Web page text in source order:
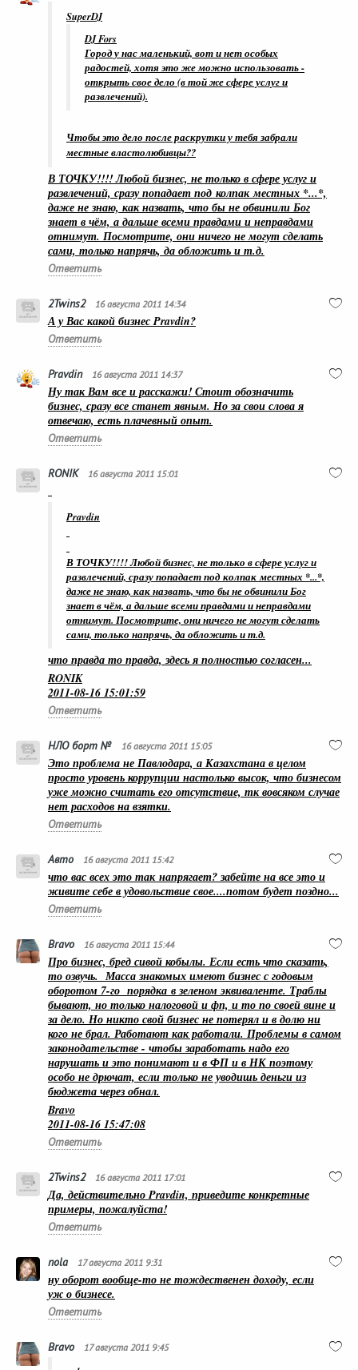
SuperDJ
DJ Fors
Город у нас маленький, вот и нет особых
радостей, хотя это же можно использовать -
открыть свое дело (в той же сфере услуг и
развлечений).
Чтобы это дело после раскрутки у тебя забрали
местные властолюбивцы??
В ТОЧКУ!!!! Любой бизнес, не только в сфере услуг и
развлечений, сразу попадает под колпак местных *...*,
даже не знаю, как назвать, что бы не обвинили Бог
знает в чём, а дальше всеми правдами и неправдами
отнимут. Посмотрите, они ничего не могут сделать
сами, только напрячь, да обложить и т.д.
Ответить
2Twins2 16 августа 2011 14:34
А у Вас какой бизнес Pravdin?
Ответить
Pravdin 16 августа 2011 14:37
Ну так Вам все и расскажи! Стоит обозначить
бизнес, сразу все станет явным. Но за свои слова я
отвечаю, есть плачевный опыт.
Ответить
RONIK 16 августа 2011 15:01
Pravdin
В ТОЧКУ!!!! Любой бизнес, не только в сфере услуг и
развлечений, сразу попадает под колпак местных *...*,
даже не знаю, как назвать, что бы не обвинили Бог
знает в чём, а дальше всеми правдами и неправдами
отнимут. Посмотрите, они ничего не могут сделать
сами, только напрячь, да обложить и т.д.
что правда то правда, здесь я полностью согласен...
RONIK
2011-08-16 15:01:59
Ответить
НЛО борт № 16 августа 2011 15:05
Это проблема не Павлодара, а Казахстана в целом
просто уровень коррупции настолько высок, что бизнесом
уже можно считать его отсутствие, тк вовсяком случае
нет расходов на взятки.
Ответить
Авто 16 августа 2011 15:42
что вас всех это так напрягает? забейте на все это и
живите себе в удовольствие свое....потом будет поздно...
Ответить
Bravo 16 августа 2011 15:44
Про бизнес, бред сивой кобылы. Если есть что сказать,
то озвучь. Масса знакомых имеют бизнес с годовым
оборотом 7-го порядка в зеленом эквиваленте. Траблы
бывают, но только налоговой и фп, и то по своей вине и
за дело. Но никто свой бизнес не потерял и в долю ни
кого не брал. Работают как работали. Проблемы в самом
законодательстве - чтобы заработать надо его
нарушать и это понимают и в ФП и в НК поэтому
особо не дрючат, если только не уводишь деньги из
бюджета через обнал.
Bravo
2011-08-16 15:47:08
Ответить
2Twins2 16 августа 2011 17:01
Да, действительно Pravdin, приведите конкретные
примеры, пожалуйста!
Ответить
nola 17 августа 2011 9:31
ну оборот вообще-то не тождественен доходу, если
уж о бизнесе.
Ответить
Bravo 17 августа 2011 9:45